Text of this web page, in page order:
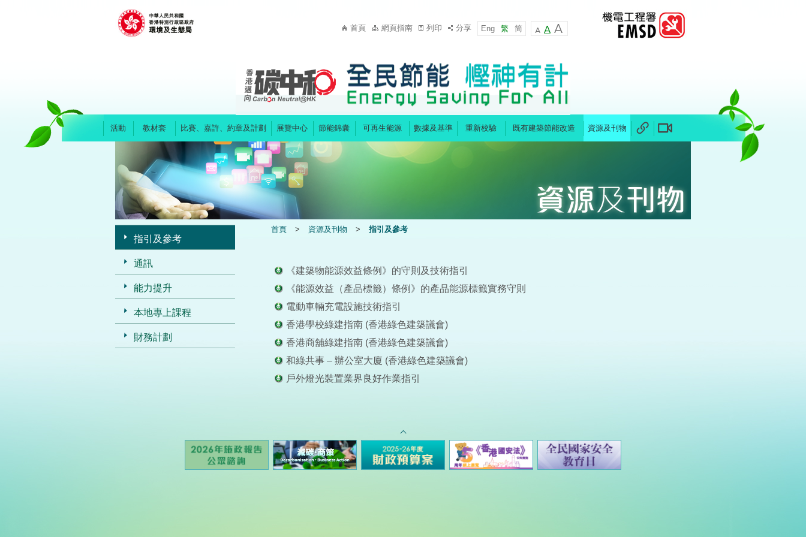
首頁 網頁指南 列印 分享 Eng 繁 简
活動 教材套 比賽、嘉許、約章及計劃 展覽中心 節能錦囊 可再生能源 數據及基準 重新校驗 既有建築節能改造 資源及刊物
指引及參考
通訊
能力提升
本地專上課程
財務計劃
首頁 > 資源及刊物 > 指引及參考
《建築物能源效益條例》的守則及技術指引
《能源效益（產品標籤）條例》的產品能源標籤實務守則
電動車輛充電設施技術指引
香港學校綠建指南 (香港綠色建築議會)
香港商舖綠建指南 (香港綠色建築議會)
和綠共事 – 辦公室大廈 (香港綠色建築議會)
戶外燈光裝置業界良好作業指引